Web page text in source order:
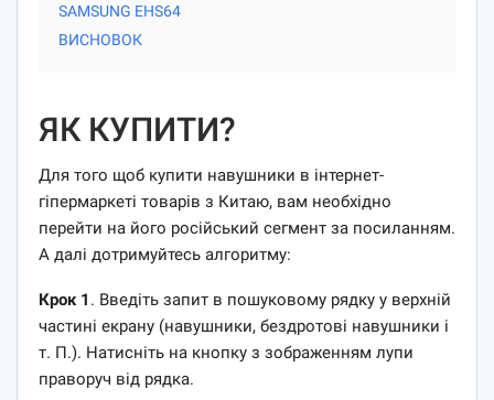
SAMSUNG EHS64
ВИСНОВОК
ЯК КУПИТИ?
Для того щоб купити навушники в інтернет-
гіпермаркеті товарів з Китаю, вам необхідно
перейти на його російський сегмент за посиланням.
А далі дотримуйтесь алгоритму:
Крок 1 . Введіть запит в пошуковому рядку у верхній
частині екрану (навушники, бездротові навушники і
т. П.). Натисніть на кнопку з зображенням лупи
праворуч від рядка.